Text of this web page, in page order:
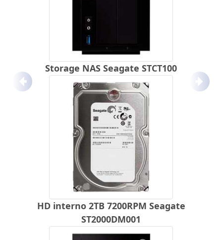
Storage NAS Seagate STCT100
HD interno 2TB 7200RPM Seagate
ST2000DM001
Anterior